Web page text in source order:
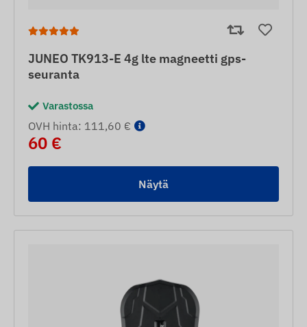
JUNEO TK913-E 4g lte magneetti gps-
seuranta
Varastossa
OVH hinta: 111,60 €
60 €
Näytä